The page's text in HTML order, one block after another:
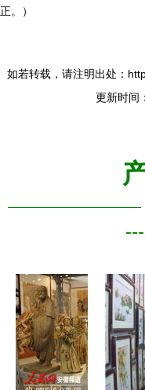
正。）
如若转载，请注明出处：
更新时间